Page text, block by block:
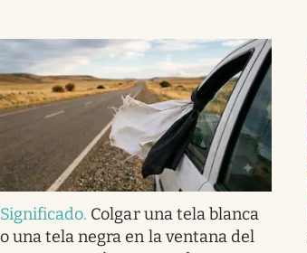
Significado. Colgar una tela blanca
o una tela negra en la ventana del